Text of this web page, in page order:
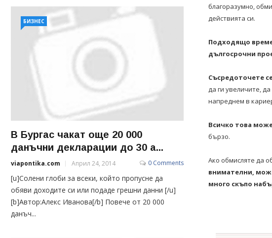
БИЗНЕС
В Бургас чакат още 20 000
данъчни декларации до 30 а...
viapontika.com Април 24, 2014 0 Comments
[u]Солени глоби за всеки, който пропусне да
обяви доходите си или подаде грешни данни [/u]
[b]Автор:Алекс Иванова[/b] Повече от 20 000
данъч...
благоразумно,
действията си.
Подходящо
дългосрочни
Съсредоточете
да ги увеличите,
напреднем в
Всичко това
бързо.
Ако обмисляте да
внимателни,
много скъпо